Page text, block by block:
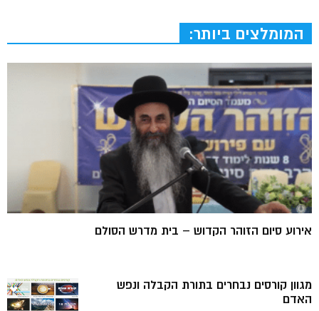
המומלצים ביותר:
אירוע סיום הזוהר הקדוש – בית מדרש הסולם
מגוון קורסים נבחרים בתורת הקבלה ונפש
האדם